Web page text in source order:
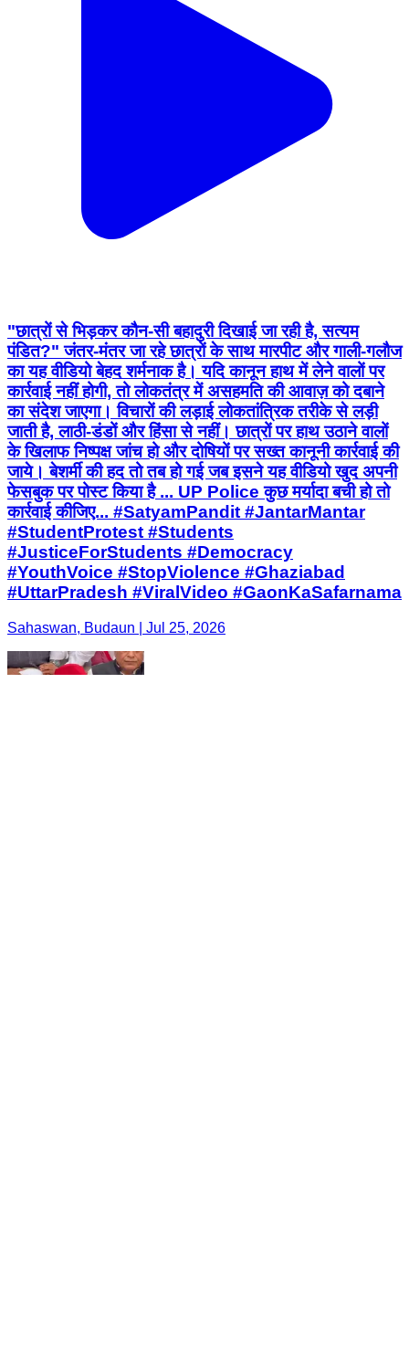
"छात्रों से भिड़कर कौन-सी बहादुरी दिखाई जा रही है, सत्यम
पंडित?" जंतर-मंतर जा रहे छात्रों के साथ मारपीट और गाली-गलौज
का यह वीडियो बेहद शर्मनाक है। यदि कानून हाथ में लेने वालों पर
कार्रवाई नहीं होगी, तो लोकतंत्र में असहमति की आवाज़ को दबाने
का संदेश जाएगा। विचारों की लड़ाई लोकतांत्रिक तरीके से लड़ी
जाती है, लाठी-डंडों और हिंसा से नहीं। छात्रों पर हाथ उठाने वालों
के खिलाफ निष्पक्ष जांच हो और दोषियों पर सख्त कानूनी कार्रवाई की
जाये। बेशर्मी की हद तो तब हो गई जब इसने यह वीडियो खुद अपनी
फेसबुक पर पोस्ट किया है ... UP Police कुछ मर्यादा बची हो तो
कार्रवाई कीजिए... #SatyamPandit #JantarMantar
#StudentProtest #Students
#JusticeForStudents #Democracy
#YouthVoice #StopViolence #Ghaziabad
#UttarPradesh #ViralVideo #GaonKaSafarnama
Sahaswan, Budaun | Jul 25, 2026